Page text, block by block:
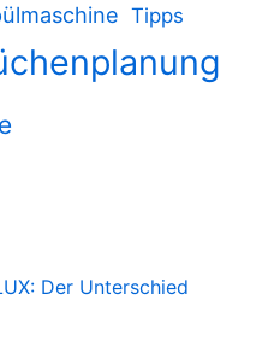
Tipps
Der Unterschied